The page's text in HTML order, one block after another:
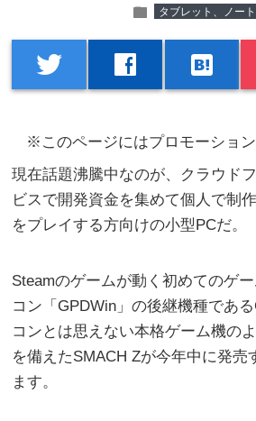
folder タブレット、ノー
twitter facebook hatenabookmark
※このページにはプロモーショ
現在話題沸騰中なのが、クラウド
ビスで開発資金を集めて個人で制
をプレイする方向けの小型PCだ。
Steamのゲームが動く初めてのゲ
コン「GPDWin」の後継機種であ
コンとは思えない本格ゲーム機の
を備えたSMACH Zが今年中に発売
ます。